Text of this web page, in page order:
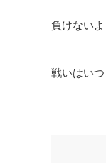
負けない
戦いはいつ